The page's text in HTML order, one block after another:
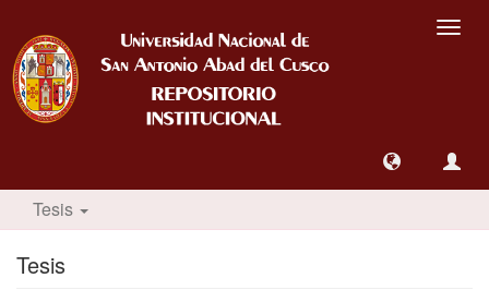
Tesis
Tesis